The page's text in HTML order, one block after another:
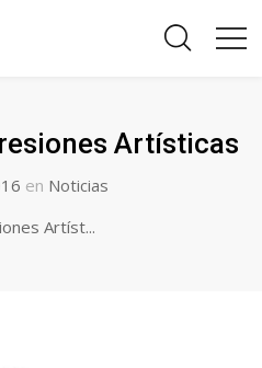
Artísticas
en Noticias
Artíst...